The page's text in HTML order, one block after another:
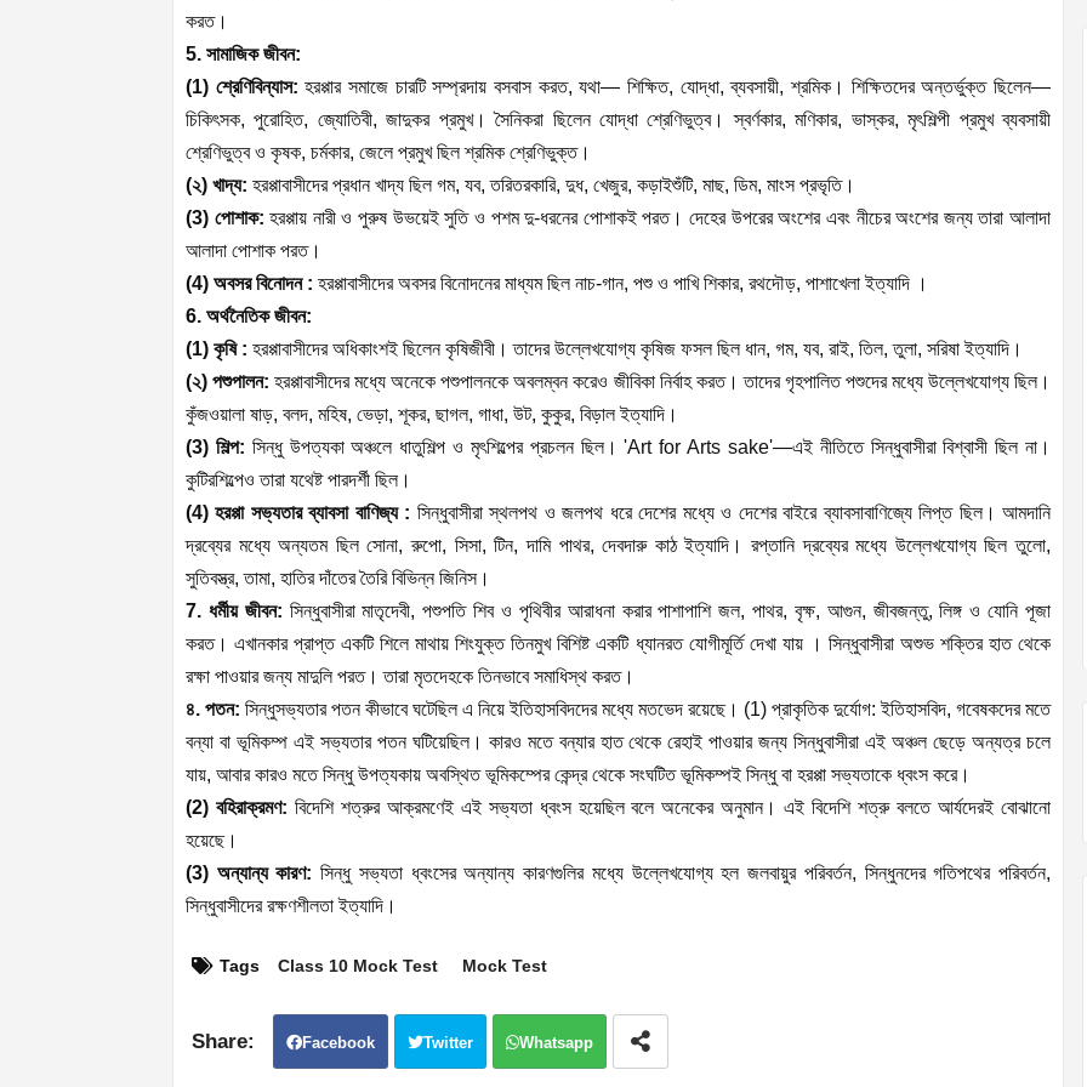
করত।
5. সামাজিক জীবন:
(1) শ্রেণিবিন্যাস:হরপ্পার সমাজে চারটি সম্প্রদায় বসবাস করত, যথা— শিক্ষিত, যোদ্ধা, ব্যবসায়ী, শ্রমিক। শিক্ষিতদের অন্তর্ভুক্ত ছিলেন—
চিকিৎসক, পুরোহিত, জ্যোতিবী, জাদুকর প্রমুখ। সৈনিকরা ছিলেন যোদ্ধা শ্রেণিভুত্ব। স্বর্ণকার, মণিকার, ভাস্কর, মৃৎশিল্পী প্রমুখ ব্যবসায়ী
শ্রেণিভুত্ব ও কৃষক, চর্মকার, জেলে প্রমুখ ছিল শ্রমিক শ্রেণিভুক্ত।
(২) খাদ্য: হরপ্পাবাসীদের প্রধান খাদ্য ছিল গম, যব, তরিতরকারি, দুধ, খেজুর, কড়াইশুঁটি, মাছ, ডিম, মাংস প্রভৃতি।
(3) পোশাক:হরপ্পায় নারী ও পুরুষ উভয়েই সুতি ও পশম দু-ধরনের পোশাকই পরত। দেহের উপরের অংশের এবং নীচের অংশের জন্য তারা আলাদা
আলাদা পোশাক পরত।
(4) অবসর বিনোদন : হরপ্পাবাসীদের অবসর বিনোদনের মাধ্যম ছিল নাচ-গান, পশু ও পাখি শিকার, রথদৌড়, পাশাখেলা ইত্যাদি ।
6. অর্থনৈতিক জীবন:
(1) কৃষি : হরপ্পাবাসীদের অধিকাংশই ছিলেন কৃষিজীবী। তাদের উল্লেখযোগ্য কৃষিজ ফসল ছিল ধান, গম, যব, রাই, তিল, তুলা, সরিষা ইত্যাদি।
(২) পশুপালন: হরপ্পাবাসীদের মধ্যে অনেকে পশুপালনকে অবলম্বন করেও জীবিকা নির্বাহ করত। তাদের গৃহপালিত পশুদের মধ্যে উল্লেখযোগ্য ছিল।
কুঁজওয়ালা ষাড়, বলদ, মহিষ, ভেড়া, শূকর, ছাগল, গাধা, উট, কুকুর, বিড়াল ইত্যাদি।
(3) শিল্প: সিন্ধু উপত্যকা অঞ্চলে ধাতুশিল্প ও মৃৎশিল্পের প্রচলন ছিল। 'Art for Arts sake'—এই নীতিতে সিন্ধুবাসীরা বিশ্বাসী ছিল না।
কুটিরশিল্পেও তারা যথেষ্ট পারদর্শী ছিল।
(4) হরপ্পা সভ্যতার ব্যাবসা বাণিজ্য : সিন্ধুবাসীরা স্থলপথ ও জলপথ ধরে দেশের মধ্যে ও দেশের বাইরে ব্যাবসাবাণিজ্যে লিপ্ত ছিল। আমদানি
দ্রব্যের মধ্যে অন্যতম ছিল সোনা, রুপো, সিসা, টিন, দামি পাথর, দেবদারু কাঠ ইত্যাদি। রপ্তানি দ্রব্যের মধ্যে উল্লেখযোগ্য ছিল তুলো,
সুতিবস্ত্র, তামা, হাতির দাঁতের তৈরি বিভিন্ন জিনিস।
7. ধর্মীয় জীবন: সিন্ধুবাসীরা মাতৃদেবী, পশুপতি শিব ও পৃথিবীর আরাধনা করার পাশাপাশি জল, পাথর, বৃক্ষ, আগুন, জীবজন্তু, লিঙ্গ ও যোনি পূজা
করত। এখানকার প্রাপ্ত একটি শিলে মাথায় শিংযুক্ত তিনমুখ বিশিষ্ট একটি ধ্যানরত যোগীমূর্তি দেখা যায় । সিন্ধুবাসীরা অশুভ শক্তির হাত থেকে
রক্ষা পাওয়ার জন্য মাদুলি পরত। তারা মৃতদেহকে তিনভাবে সমাধিস্থ করত।
৪. পতন: সিন্ধুসভ্যতার পতন কীভাবে ঘটেছিল এ নিয়ে ইতিহাসবিদদের মধ্যে মতভেদ রয়েছে। (1) প্রাকৃতিক দুর্যোগ: ইতিহাসবিদ, গবেষকদের মতে
বন্যা বা ভূমিকম্প এই সভ্যতার পতন ঘটিয়েছিল। কারও মতে বন্যার হাত থেকে রেহাই পাওয়ার জন্য সিন্ধুবাসীরা এই অঞ্চল ছেড়ে অন্যত্র চলে
যায়, আবার কারও মতে সিন্ধু উপত্যকায় অবস্থিত ভূমিকম্পের কেন্দ্র থেকে সংঘটিত ভূমিকম্পই সিন্ধু বা হরপ্পা সভ্যতাকে ধ্বংস করে।
(2) বহিরাক্রমণ: বিদেশি শত্রুর আক্রমণেই এই সভ্যতা ধ্বংস হয়েছিল বলে অনেকের অনুমান। এই বিদেশি শত্রু বলতে আর্যদেরই বোঝানো
হয়েছে।
(3) অন্যান্য কারণ: সিন্ধু সভ্যতা ধ্বংসের অন্যান্য কারণগুলির মধ্যে উল্লেখযোগ্য হল জলবায়ুর পরিবর্তন, সিন্ধুনদের গতিপথের পরিবর্তন,
সিন্ধুবাসীদের রক্ষণশীলতা ইত্যাদি।
Tags Class 10 Mock Test Mock Test
Facebook Twitter Whatsapp